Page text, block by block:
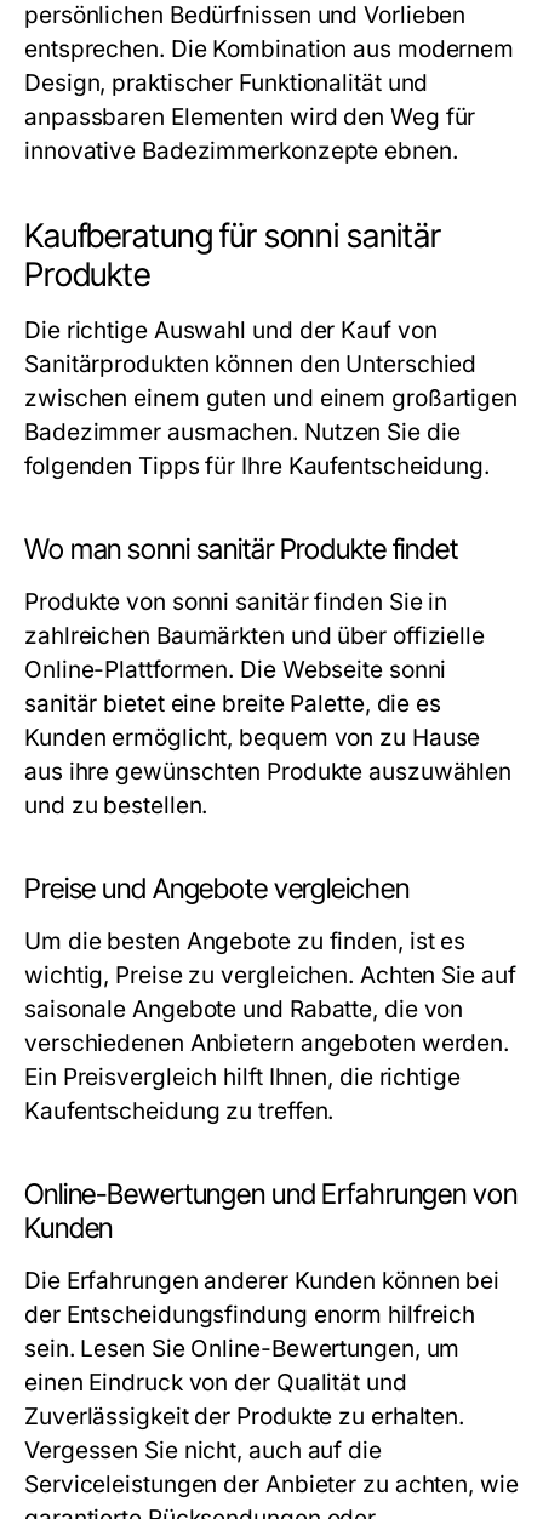
persönlichen Bedürfnissen und Vorlieben
entsprechen. Die Kombination aus modernem
Design, praktischer Funktionalität und
anpassbaren Elementen wird den Weg für
innovative Badezimmerkonzepte ebnen.
Kaufberatung für sonni sanitär
Produkte
Die richtige Auswahl und der Kauf von
Sanitärprodukten können den Unterschied
zwischen einem guten und einem großartigen
Badezimmer ausmachen. Nutzen Sie die
folgenden Tipps für Ihre Kaufentscheidung.
Wo man sonni sanitär Produkte findet
Produkte von sonni sanitär finden Sie in
zahlreichen Baumärkten und über offizielle
Online-Plattformen. Die Webseite sonni
sanitär bietet eine breite Palette, die es
Kunden ermöglicht, bequem von zu Hause
aus ihre gewünschten Produkte auszuwählen
und zu bestellen.
Preise und Angebote vergleichen
Um die besten Angebote zu finden, ist es
wichtig, Preise zu vergleichen. Achten Sie auf
saisonale Angebote und Rabatte, die von
verschiedenen Anbietern angeboten werden.
Ein Preisvergleich hilft Ihnen, die richtige
Kaufentscheidung zu treffen.
Online-Bewertungen und Erfahrungen von
Kunden
Die Erfahrungen anderer Kunden können bei
der Entscheidungsfindung enorm hilfreich
sein. Lesen Sie Online-Bewertungen, um
einen Eindruck von der Qualität und
Zuverlässigkeit der Produkte zu erhalten.
Vergessen Sie nicht, auch auf die
Serviceleistungen der Anbieter zu achten, wie